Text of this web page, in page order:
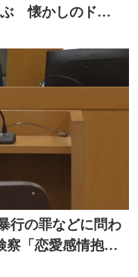
ぶ 懐かしのドラ
行の罪などに問わ
「恋愛感情抱い